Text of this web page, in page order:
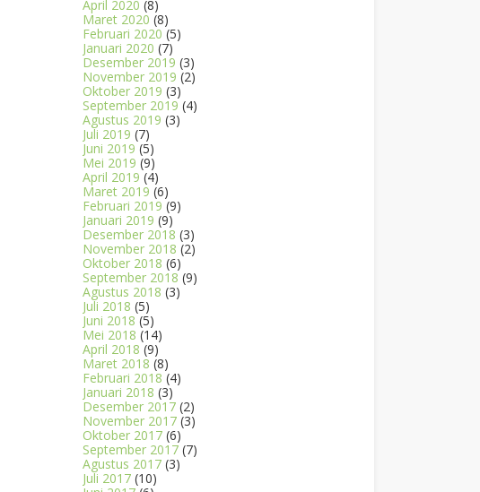
April 2020 (8)
Maret 2020 (8)
Februari 2020 (5)
Januari 2020 (7)
Desember 2019 (3)
November 2019 (2)
Oktober 2019 (3)
September 2019 (4)
Agustus 2019 (3)
Juli 2019 (7)
Juni 2019 (5)
Mei 2019 (9)
April 2019 (4)
Maret 2019 (6)
Februari 2019 (9)
Januari 2019 (9)
Desember 2018 (3)
November 2018 (2)
Oktober 2018 (6)
September 2018 (9)
Agustus 2018 (3)
Juli 2018 (5)
Juni 2018 (5)
Mei 2018 (14)
April 2018 (9)
Maret 2018 (8)
Februari 2018 (4)
Januari 2018 (3)
Desember 2017 (2)
November 2017 (3)
Oktober 2017 (6)
September 2017 (7)
Agustus 2017 (3)
Juli 2017 (10)